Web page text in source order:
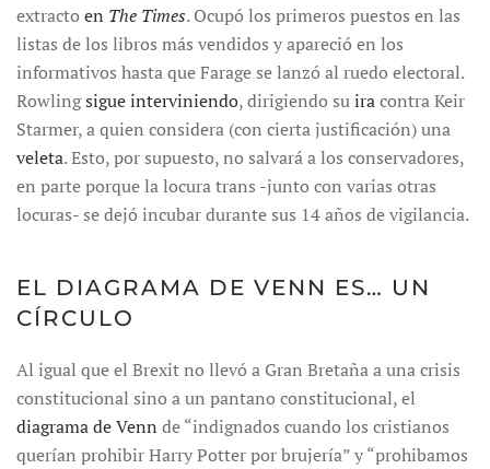
extracto en The Times. Ocupó los primeros puestos en las
listas de los libros más vendidos y apareció en los
informativos hasta que Farage se lanzó al ruedo electoral.
Rowlingsigue interviniendo, dirigiendo suiracontra Keir
Starmer, a quien considera (con cierta justificación) una
veleta. Esto, por supuesto, no salvará a los conservadores,
en parte porque la locura trans -junto con varias otras
locuras- se dejó incubar durante sus 14 años de vigilancia.
EL DIAGRAMA DE VENN ES… UN
CÍRCULO
Al igual que el Brexit no llevó a Gran Bretaña a una crisis
constitucional sino a un pantano constitucional, el
diagrama de Venn de “indignados cuando los cristianos
querían prohibir Harry Potter por brujería” y “prohibamos